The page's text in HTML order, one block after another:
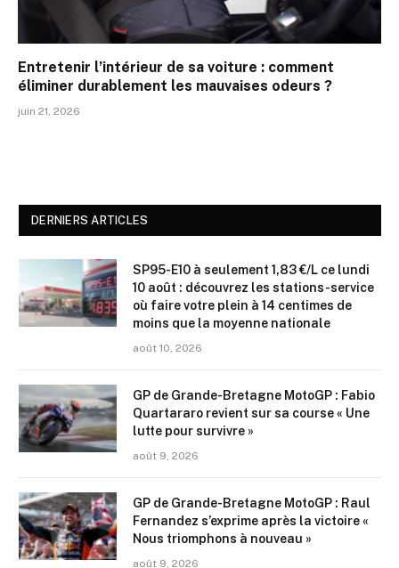
Entretenir l’intérieur de sa voiture : comment
éliminer durablement les mauvaises odeurs ?
juin 21, 2026
DERNIERS ARTICLES
SP95-E10 à seulement 1,83 €/L ce lundi
10 août : découvrez les stations-service
où faire votre plein à 14 centimes de
moins que la moyenne nationale
août 10, 2026
GP de Grande-Bretagne MotoGP : Fabio
Quartararo revient sur sa course « Une
lutte pour survivre »
août 9, 2026
GP de Grande-Bretagne MotoGP : Raul
Fernandez s’exprime après la victoire «
Nous triomphons à nouveau »
août 9, 2026